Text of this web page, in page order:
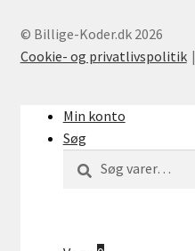
© Billige-Koder.dk 2026
Cookie- og privatlivspolitik
Min konto
Søg
efter: